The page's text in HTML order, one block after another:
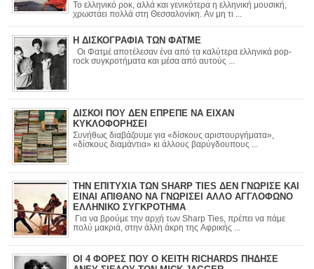
Το ελληνικό ροκ, αλλά και γενικότερα η ελληνική μουσική,
χρωστάει πολλά στη Θεσσαλονίκη. Αν μη τι ...
Η ΔΙΣΚΟΓΡΑΦΙΑ ΤΩΝ ΦΑΤΜΕ
Οι Φατμέ αποτέλεσαν ένα από τα καλύτερα ελληνικά pop-
rock συγκροτήματα και μέσα από αυτούς ...
ΔΙΣΚΟΙ ΠΟΥ ΔΕΝ ΕΠΡΕΠΕ ΝΑ ΕΙΧΑΝ
ΚΥΚΛΟΦΟΡΗΣΕΙ
Συνήθως διαβάζουμε για «δίσκους αριστουργήματα»,
«δίσκους διαμάντια» κι άλλους βαρύγδουπους ...
ΤΗΝ ΕΠΙΤΥΧΙΑ ΤΩΝ SHARP TIES ΔΕΝ ΓΝΩΡΙΣΕ ΚΑΙ
ΕΙΝΑΙ ΑΠΙΘΑΝΟ ΝΑ ΓΝΩΡΙΣΕΙ ΑΛΛΟ ΑΓΓΛΟΦΩΝΟ
ΕΛΛΗΝΙΚΟ ΣΥΓΚΡΟΤΗΜΑ
Για να βρούμε την αρχή των Sharp Ties, πρέπει να πάμε
πολύ μακριά, στην άλλη άκρη της Αφρικής ...
ΟΙ 4 ΦΟΡΕΣ ΠΟΥ Ο KEITH RICHARDS ΠΗΔΗΣΕ